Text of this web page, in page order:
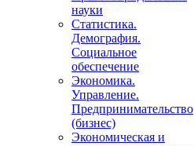
науки
Статистика.
Демография.
Социальное
обеспечение
Экономика.
Управление.
Предпринимательство
(бизнес)
Экономическая и